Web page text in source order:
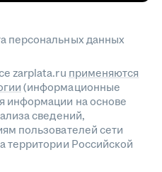
персональных данных
zarplata.ru применяются
(информационные
информации на основе
сведений,
пользователей сети
территории Российской